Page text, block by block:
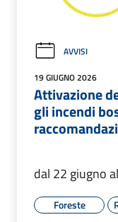
AVVISI
19 GIUGNO 2026
Attivazione
gli incendi
dal 22 giugno
Foreste